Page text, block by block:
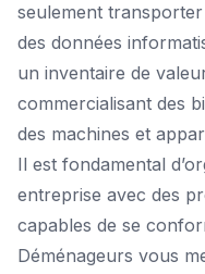
seulement
des données
un inventaire de
commercialisant des
des machines et
Il est fondamental
entreprise avec des
capables de se
Déménageurs vous